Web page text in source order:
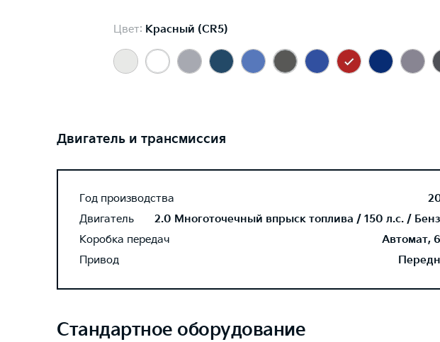
Цвет: Красный (CR5)
Двигатель и трансмиссия
Год производства
Двигатель
2.0 Многоточечный впрыск топлива / 150 л.с. /
Коробка передач
Автомат,
Привод
Стандартное оборудование